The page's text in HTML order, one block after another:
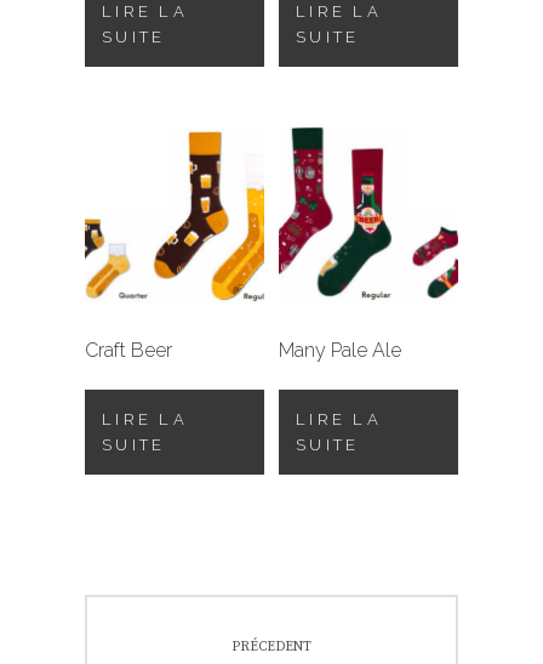
LIRE LA
SUITE
LIRE LA
SUITE
Craft Beer
LIRE LA
SUITE
Many Pale Ale
LIRE LA
SUITE
PRÉCEDENT